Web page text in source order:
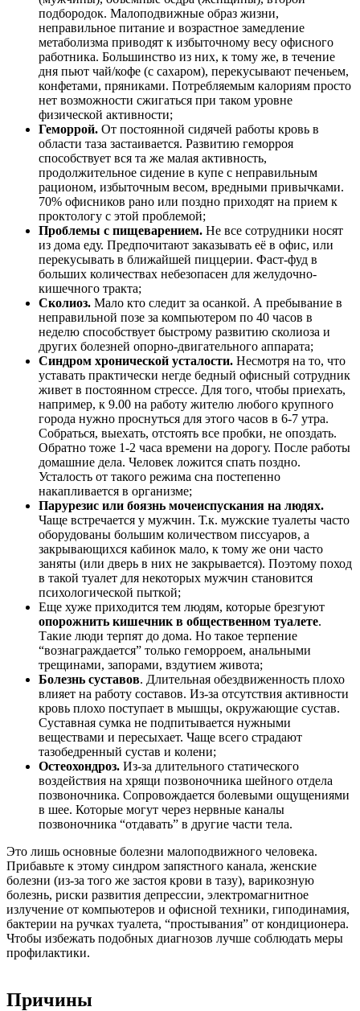
подбородок. Малоподвижные образ жизни,
неправильное питание и возрастное замедление
метаболизма приводят к избыточному весу офисного
работника. Большинство из них, к тому же, в течение
дня пьют чай/кофе (с сахаром), перекусывают печеньем,
конфетами, пряниками. Потребляемым калориям просто
нет возможности сжигаться при таком уровне
физической активности;
Геморрой. От постоянной сидячей работы кровь в
области таза застаивается. Развитию геморроя
способствует вся та же малая активность,
продолжительное сидение в купе с неправильным
рационом, избыточным весом, вредными привычками.
70% офисников рано или поздно приходят на прием к
проктологу с этой проблемой;
Проблемы с пищеварением. Не все сотрудники носят
из дома еду. Предпочитают заказывать её в офис, или
перекусывать в ближайшей пиццерии. Фаст-фуд в
больших количествах небезопасен для желудочно-
кишечного тракта;
Сколиоз. Мало кто следит за осанкой. А пребывание в
неправильной позе за компьютером по 40 часов в
неделю способствует быстрому развитию сколиоза и
других болезней опорно-двигательного аппарата;
Синдром хронической усталости. Несмотря на то, что
уставать практически негде бедный офисный сотрудник
живет в постоянном стрессе. Для того, чтобы приехать,
например, к 9.00 на работу жителю любого крупного
города нужно проснуться для этого часов в 6-7 утра.
Собраться, выехать, отстоять все пробки, не опоздать.
Обратно тоже 1-2 часа времени на дорогу. После работы
домашние дела. Человек ложится спать поздно.
Усталость от такого режима сна постепенно
накапливается в организме;
Парурезис или боязнь мочеиспускания на людях.
Чаще встречается у мужчин. Т.к. мужские туалеты часто
оборудованы большим количеством писсуаров, а
закрывающихся кабинок мало, к тому же они часто
заняты (или дверь в них не закрывается). Поэтому поход
в такой туалет для некоторых мужчин становится
психологической пыткой;
Еще хуже приходится тем людям, которые брезгуют
опорожнить кишечник в общественном туалете.
Такие люди терпят до дома. Но такое терпение
“вознаграждается” только геморроем, анальными
трещинами, запорами, вздутием живота;
Болезнь суставов. Длительная обездвиженность плохо
влияет на работу составов. Из-за отсутствия активности
кровь плохо поступает в мышцы, окружающие сустав.
Суставная сумка не подпитывается нужными
веществами и пересыхает. Чаще всего страдают
тазобедренный сустав и колени;
Остеохондроз. Из-за длительного статического
воздействия на хрящи позвоночника шейного отдела
позвоночника. Сопровождается болевыми ощущениями
в шее. Которые могут через нервные каналы
позвоночника “отдавать” в другие части тела.
Это лишь основные болезни малоподвижного человека.
Прибавьте к этому синдром запястного канала, женские
болезни (из-за того же застоя крови в тазу), варикозную
болезнь, риски развития депрессии, электромагнитное
излучение от компьютеров и офисной техники, гиподинамия,
бактерии на ручках туалета, “простывания” от кондиционера.
Чтобы избежать подобных диагнозов лучше соблюдать меры
профилактики.
Причины